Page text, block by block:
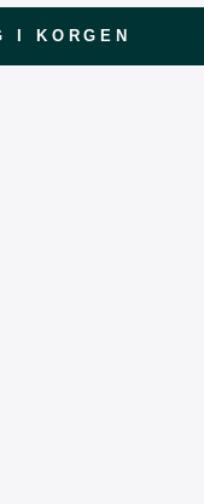
I KORGEN